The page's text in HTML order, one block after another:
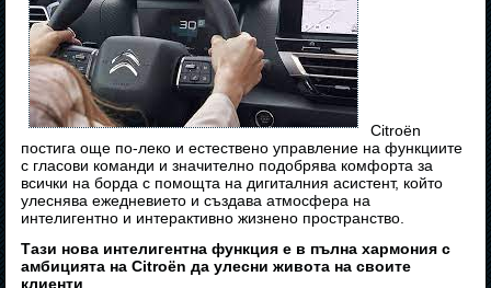
Citroën
постига още по-леко и естествено управление на функциите
с гласови команди и значително подобрява комфорта за
всички на борда с помощта на дигиталния асистент, който
улеснява ежедневието и създава атмосфера на
интелигентно и интерактивно жизнено пространство.
Тази нова интелигентна функция е в пълна хармония с
амбицията на Citroën да улесни живота на своите
клиенти